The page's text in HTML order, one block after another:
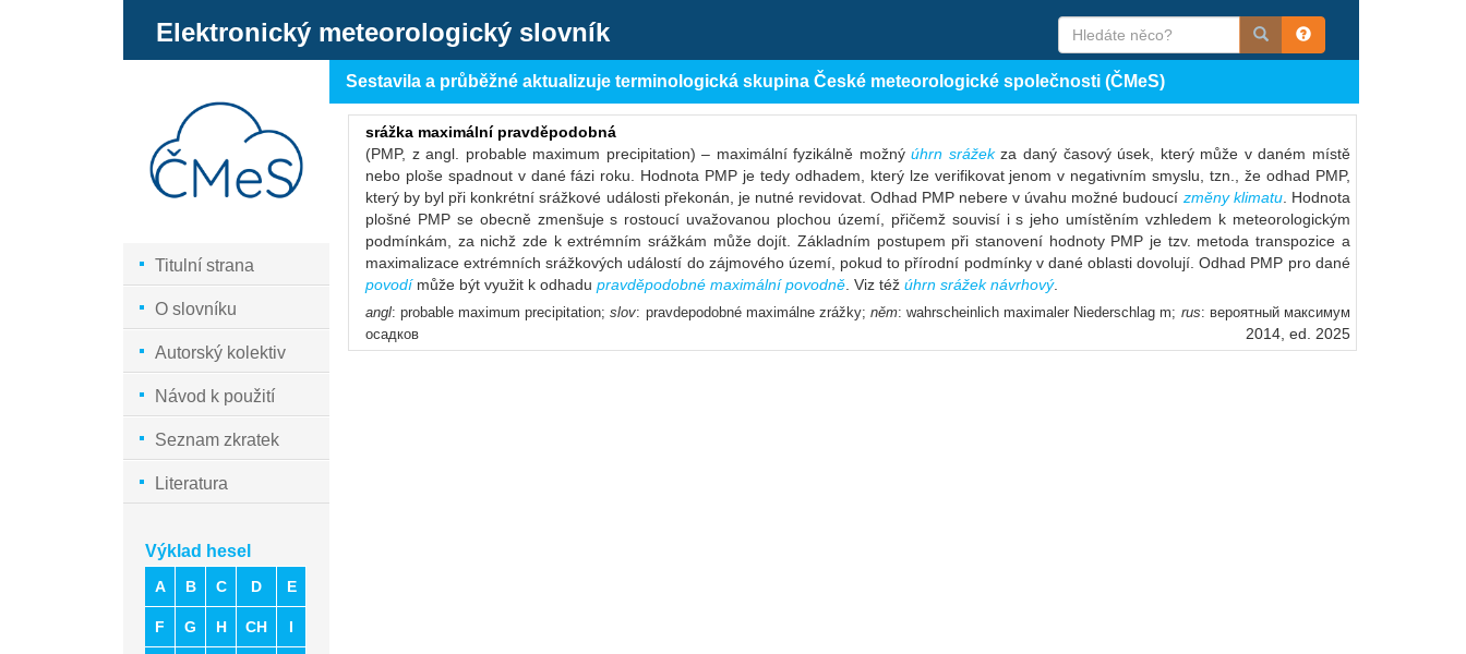
Elektronický meteorologický slovník
Titulní strana
O slovníku
Autorský kolektiv
Návod k použití
Seznam zkratek
Literatura
Výklad hesel
A B C D E
F G H CH I
Sestavila a průběžné aktualizuje terminologická skupina České meteorologické společnosti (ČMeS)
srážka maximální pravděpodobná
(PMP, z angl. probable maximum precipitation) – maximální fyzikálně možnýúhrn srážekza daný časový úsek, který může v daném místě
nebo ploše spadnout v dané fázi roku. Hodnota PMP je tedy odhadem, který lze verifikovat jenom v negativním smyslu, tzn., že odhad PMP,
který by byl při konkrétní srážkové události překonán, je nutné revidovat. Odhad PMP nebere v úvahu možné budoucí změny klimatu. Hodnota
plošné PMP se obecně zmenšuje s rostoucí uvažovanou plochou území, přičemž souvisí i s jeho umístěním vzhledem k meteorologickým
podmínkám, za nichž zde k extrémním srážkám může dojít. Základním postupem při stanovení hodnoty PMP je tzv. metoda transpozice a
maximalizace extrémních srážkových událostí do zájmového území, pokud to přírodní podmínky v dané oblasti dovolují. Odhad PMP pro dané
povodímůže být využit k odhadu pravděpodobné maximální povodně . Viz též úhrn srážek návrhový.
angl: probable maximum precipitation;slov: pravdepodobné maximálne zrážky; něm: wahrscheinlich maximaler Niederschlag m; rus: вероятный максимум
осадков
2014, ed. 2025